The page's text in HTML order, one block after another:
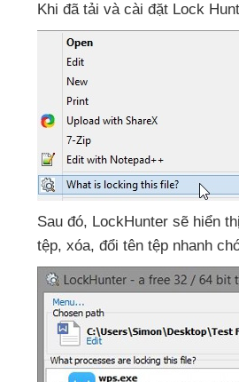
Khi đã tải và cài đặt Lock
Sau đó, LockHunter sẽ hiển
tệp, xóa, đổi tên tệp nhanh